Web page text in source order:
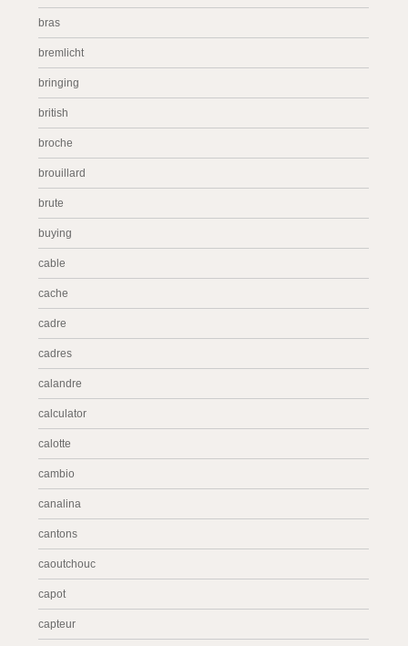
bras
bremlicht
bringing
british
broche
brouillard
brute
buying
cable
cache
cadre
cadres
calandre
calculator
calotte
cambio
canalina
cantons
caoutchouc
capot
capteur